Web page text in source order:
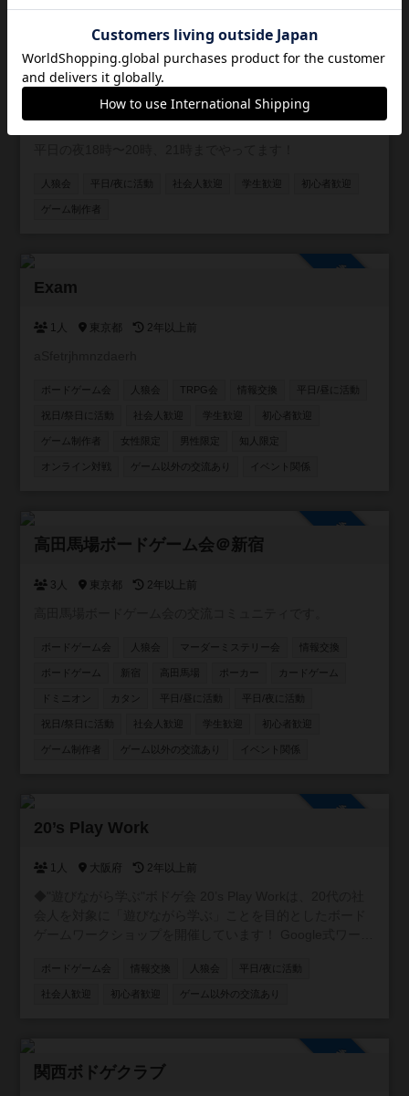
参加自由
福岡人狼会
1人 福岡県 2年以上前
人狼会 平日/夜に活動 社会人歓迎 学生歓迎 初心者歓迎
ゲーム制作者
Exam
1人 東京都 2年以上前
ボードゲーム会 人狼会 TRPG会 情報交換 平日/昼に活動
祝日/祭日に活動 社会人歓迎 学生歓迎 初心者歓迎
ゲーム制作者 女性限定 男性限定 知人限定
オンライン対戦 ゲーム以外の交流あり イベント関係
高田馬場ボードゲーム会＠新宿
3人 東京都 2年以上前
ボードゲーム会 人狼会 マーダーミステリー会 情報交換
ボードゲーム 新宿 ポーカー カードゲーム
ドミニオン カタン 平日/昼に活動 平日/夜に活動
祝日/祭日に活動 社会人歓迎 学生歓迎 初心者歓迎
ゲーム制作者 ゲーム以外の交流あり イベント関係
20’s Play Work
1人 大阪府 2年以上前
いで、仕事をしているのか遊んでいるのかわからない状
況）を目指しています！ ◆企業研修で注目されるボードゲ
な発想を引き出すのに適しています。 実際に、サイバーエ
ージェントでは「人材の成長＝企業の成長」というカルチ
ボードゲーム会 情報交換 人狼会 平日/夜に活動
社会人歓迎 初心者歓迎 ゲーム以外の交流あり
関西ボドゲクラブ